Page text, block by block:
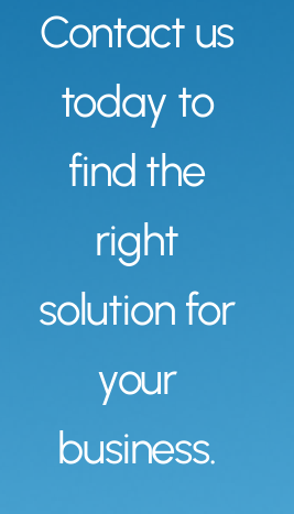
Contact us
today to
find the
right
solution for
your
business.